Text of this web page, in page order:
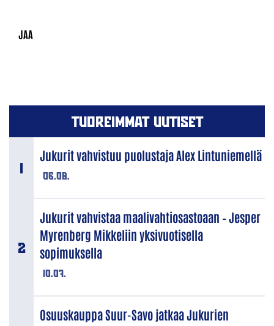
TUOREIMMAT UUTISET
06.08.
Jukurit vahvistuu puolustaja Alex Lintuniemellä
10.07.
Jukurit vahvistaa maalivahtiosastoaan – Jesper
Myrenberg Mikkeliin yksivuotisella
sopimuksella
Osuuskauppa Suur-Savo jatkaa Jukurien